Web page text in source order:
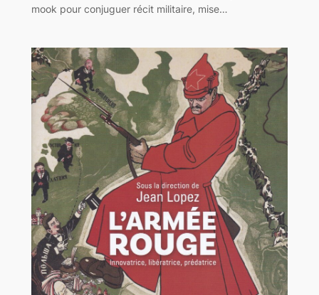
mook pour conjuguer récit militaire, mise…